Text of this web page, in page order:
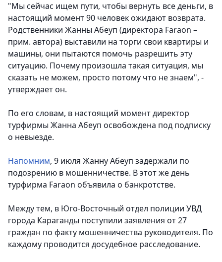
"Мы сейчас ищем пути, чтобы вернуть все деньги, в
настоящий момент 90 человек ожидают возврата.
Родственники Жанны Абеуп (директора Faraon –
прим. автора) выставили на торги свои квартиры и
машины, они пытаются помочь разрешить эту
ситуацию. Почему произошла такая ситуация, мы
сказать не можем, просто потому что не знаем", -
утверждает он.
По его словам, в настоящий момент директор
турфирмы Жанна Абеуп освобождена под подписку
о невыезде.
Напомним, 9 июля Жанну Абеуп задержали по
подозрению в мошенничестве. В этот же день
турфирма Faraon объявила о банкротстве.
Между тем, в Юго-Восточный отдел полиции УВД
города Караганды поступили заявления от 27
граждан по факту мошенничества руководителя. По
каждому проводится досудебное расследование.